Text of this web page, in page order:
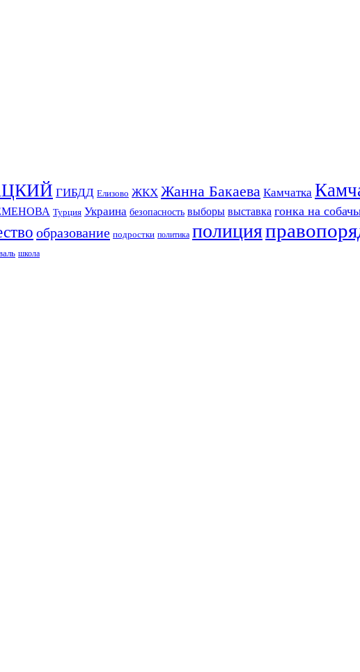
ГИБДД Елизово ЖКХ Жанна Бакаева Камчатка
Турция Украина безопасность выборы выставка гонка на
образование подростки политика полиция
школа
КАМЧАТСКОГО КРАЯ.